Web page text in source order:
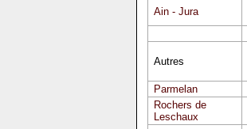
Ain - Jura
Autres
Parmelan
Rochers de
Leschaux